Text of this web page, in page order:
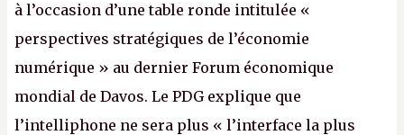
à l’occasion d’une table ronde intitulée «
perspectives stratégiques de l’économie
numérique » au dernier Forum économique
mondial de Davos. Le PDG explique que
l’intelliphone ne sera plus « l’interface la plus